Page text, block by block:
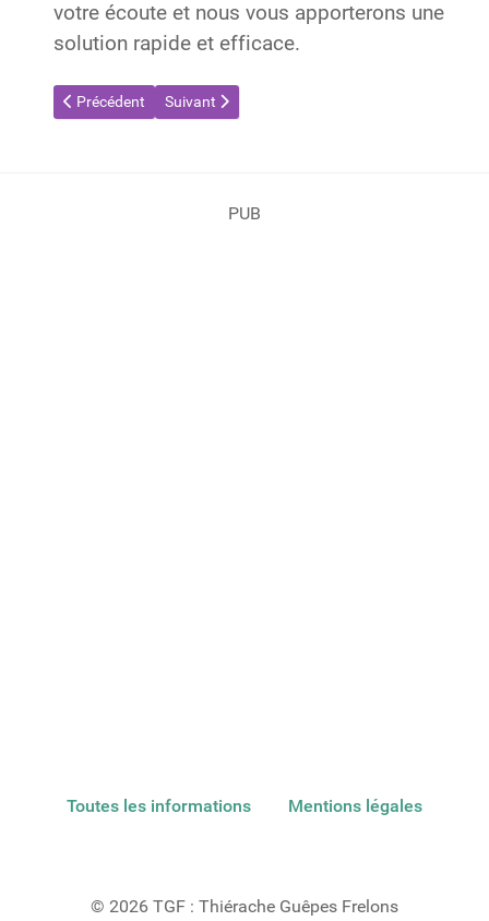
votre écoute et nous vous apporterons une
solution rapide et efficace.
Article précédent : Destruction de nids de guêpes et de frelons
Précédent Article suivant : Destruction de nids de guêpes
Suivant
PUB
Toutes les informations Mentions légales
© 2026 TGF : Thiérache Guêpes Frelons